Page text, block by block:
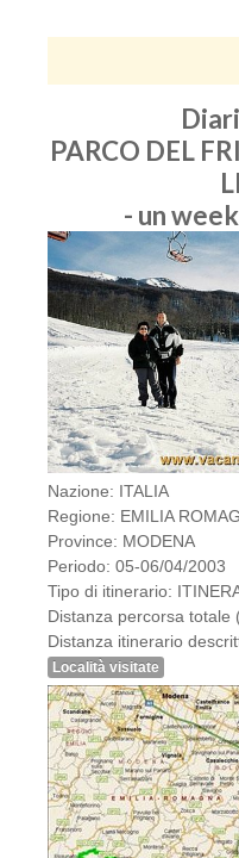
PARCO DEL
- un
Nazione: ITALIA
Regione: EMILIA
Province: MODENA
Periodo: 05-06/04/2003
Tipo di itinerario:
Distanza percorsa totale
Distanza itinerario
Località visitate